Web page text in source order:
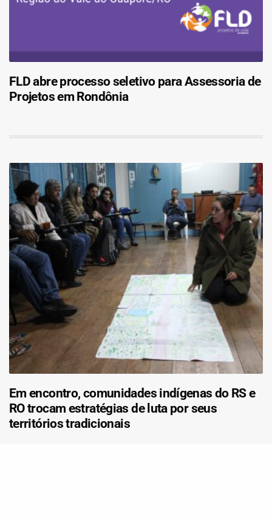
FLD abre processo seletivo para Assessoria de
Projetos em Rondônia
Em encontro, comunidades indígenas do RS e
RO trocam estratégias de luta por seus
territórios tradicionais